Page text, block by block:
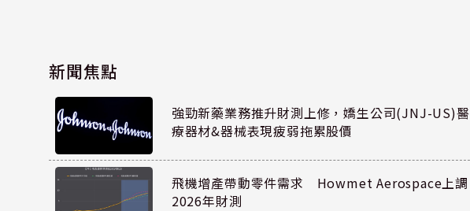
新聞焦點
強勁新藥業務推升財測上修，嬌生公司(JNJ-US)醫
療器材&器械表現疲弱拖累股價
飛機增產帶動零件需求 Howmet Aerospace上調
2026年財測